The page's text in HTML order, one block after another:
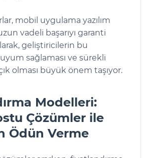
mobil uygulama yazılım
vadeli başarıyı garanti
geliştiricilerin bu
sağlaması ve sürekli
olması büyük önem taşıyor.
Modelleri:
Çözümler ile
Ödün Verme